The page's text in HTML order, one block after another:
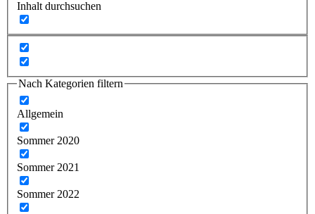
Inhalt durchsuchen
Nach Kategorien filtern
Allgemein
Sommer 2020
Sommer 2021
Sommer 2022